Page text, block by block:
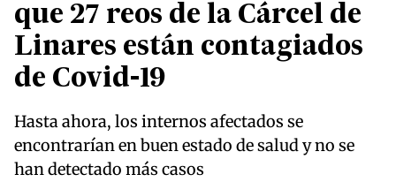
que 27 reos de la Cárcel de
Linares están contagiados
de Covid-19
Hasta ahora, los internos afectados se
encontrarían en buen estado de salud y no se
han detectado más casos